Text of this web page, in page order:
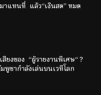
าแทนที่ แล้ว“เงินสด” หมด
สียงของ “ผู้รายงานพิเศษ“ ?
พูชากำลังเล่นบนเวทีโลก